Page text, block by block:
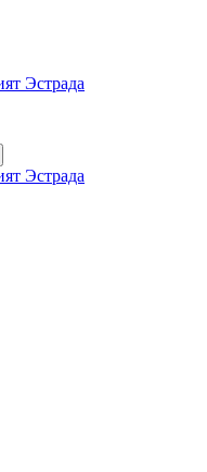
Эстрада
Эстрада